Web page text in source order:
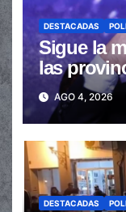
DESTACADAS
Sigue la
las
AGO 4, 2026
DESTACADAS